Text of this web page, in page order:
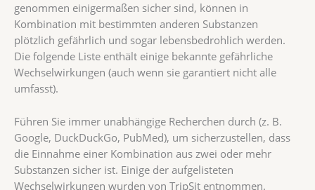
genommen einigermaßen sicher sind, können in
Kombination mit bestimmten anderen Substanzen
plötzlich gefährlich und sogar lebensbedrohlich werden.
Die folgende Liste enthält einige bekannte gefährliche
Wechselwirkungen (auch wenn sie garantiert nicht alle
umfasst).
Führen Sie immer unabhängige Recherchen durch (z. B.
Google, DuckDuckGo, PubMed), um sicherzustellen, dass
die Einnahme einer Kombination aus zwei oder mehr
Substanzen sicher ist. Einige der aufgelisteten
Wechselwirkungen wurden von TripSit entnommen.